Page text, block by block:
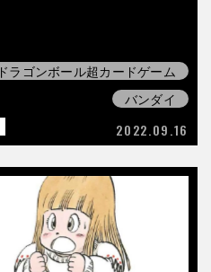
ドラゴンボール超カードゲーム
バンダイ
2022.09.16